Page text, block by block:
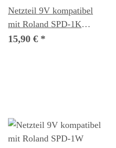
Netzteil 9V kompatibel
mit Roland SPD-1K
Effektgerät
15,90 € *